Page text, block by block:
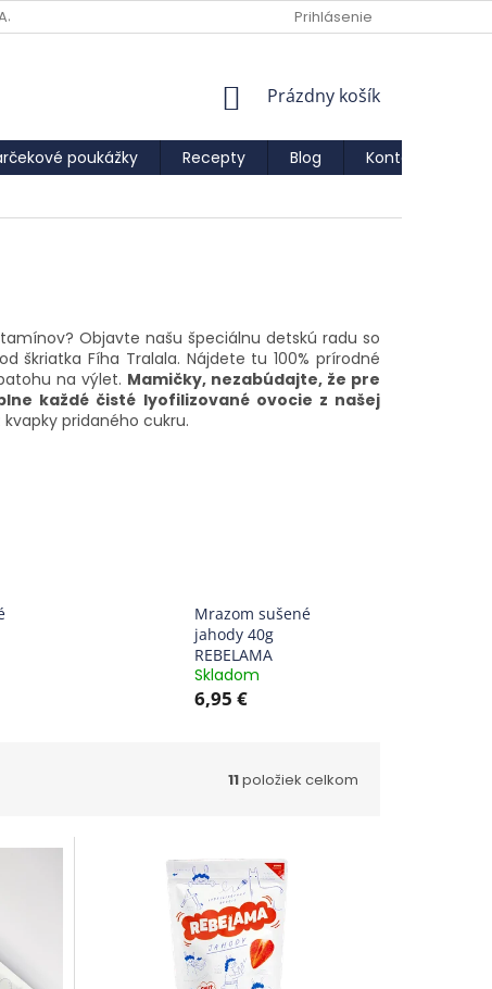
Prihlásenie
NÁKUPNÝ
Prázdny košík
poukážky Recepty Blog Kontakty
Objavte našu špeciálnu detskú radu so
škriatka Fíha Tralala. Nájdete tu 100% prírodné
na výlet. Mamičky, nezabúdajte, že pre
každé čisté lyofilizované ovocie z našej
pridaného cukru.
Mrazom sušené
jahody 40g
REBELAMA
Skladom
6,95 €
11položiek celkom